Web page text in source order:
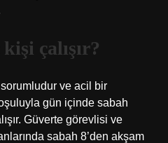
çalışır?
ve acil bir
gün içinde sabah
Güverte görevlisi ve
sabah 8’den akşam